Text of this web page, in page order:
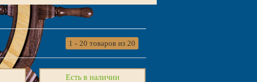
1 - 20 товаров из 20
Есть в наличии